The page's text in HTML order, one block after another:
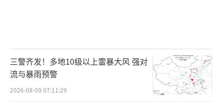
三警齐发！多地10级以上雷暴大风 强对
流与暴雨预警
2026-08-09 07:11:29